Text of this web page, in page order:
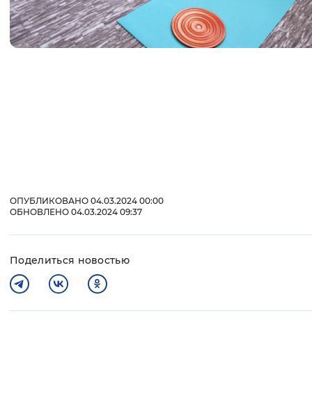
ОПУБЛИКОВАНО 04.03.2024 00:00
ОБНОВЛЕНО 04.03.2024 09:37
Поделиться новостью